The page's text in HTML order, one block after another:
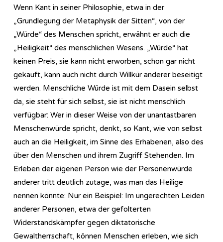
Wenn Kant in seiner Philosophie, etwa in der
„Grundlegung der Metaphysik der Sitten“, von der
„Würde“ des Menschen spricht, erwähnt er auch die
„Heiligkeit“ des menschlichen Wesens. „Würde“ hat
keinen Preis, sie kann nicht erworben, schon gar nicht
gekauft, kann auch nicht durch Willkür anderer beseitigt
werden. Menschliche Würde ist mit dem Dasein selbst
da, sie steht für sich selbst, sie ist nicht menschlich
verfügbar: Wer in dieser Weise von der unantastbaren
Menschenwürde spricht, denkt, so Kant, wie von selbst
auch an die Heiligkeit, im Sinne des Erhabenen, also des
über den Menschen und ihrem Zugriff Stehenden. Im
Erleben der eigenen Person wie der Personenwürde
anderer tritt deutlich zutage, was man das Heilige
nennen könnte: Nur ein Beispiel: Im ungerechten Leiden
anderer Personen, etwa der gefolterten
Widerstandskämpfer gegen diktatorische
Gewaltherrschaft, können Menschen erleben, wie sich